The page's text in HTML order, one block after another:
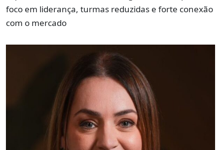
foco em liderança, turmas reduzidas e forte conexão
com o mercado